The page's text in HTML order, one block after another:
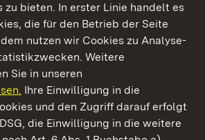
zu bieten. In erster Linie handelt es
die für den Betrieb der Seite
nutzen wir Cookies zu Analyse-
Weitere
Sie in unseren
Ihre Einwilligung in die
und den Zugriff darauf erfolgt
die Einwilligung in die weitere
Genießen.
Gärten Baden‑Württemberg
und Gärten Baden-Württemberg